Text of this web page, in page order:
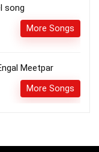
song
More Songs
Meetpar
More Songs